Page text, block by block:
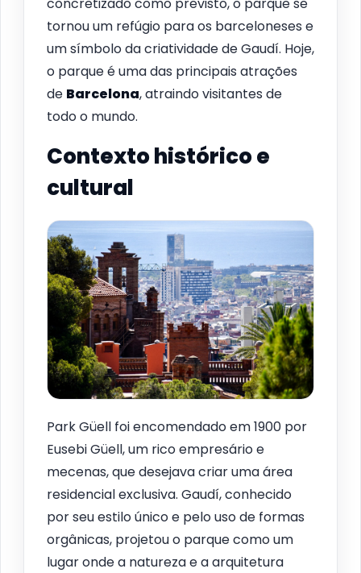
concretizado como previsto, o parque se
tornou um refúgio para os barceloneses e
um símbolo da criatividade de Gaudí. Hoje,
o parque é uma das principais atrações
de Barcelona, atraindo visitantes de
todo o mundo.
Contexto histórico e
cultural
Park Güell foi encomendado em 1900 por
Eusebi Güell, um rico empresário e
mecenas, que desejava criar uma área
residencial exclusiva. Gaudí, conhecido
por seu estilo único e pelo uso de formas
orgânicas, projetou o parque como um
lugar onde a natureza e a arquitetura